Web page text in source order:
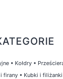
• Kołdry •
i firany • Kubki i filiżanki